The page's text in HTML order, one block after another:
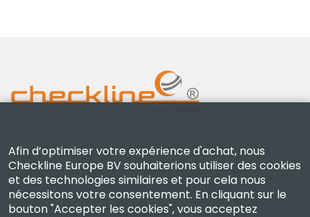
Checkline Europe B.V. — spécialistes de la fourniture,
de l'étalonnage, de la certification et de la réparation
d'instruments de mesure de haute précision.
Afin d’optimiser votre expérience d'achat, nous
Checkline Europe BV souhaiterions utiliser des cookies
et des technologies similaires et pour cela nous
nécessitons votre consentement. En cliquant sur le
bouton "Accepter les cookies", vous acceptez